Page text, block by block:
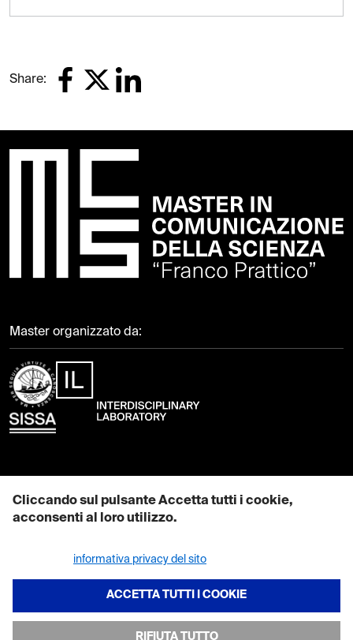
Share:
Master organizzato da:
Contattaci
CF: 80035060328
Cliccando sul pulsante Accetta tutti i cookie,
acconsenti al loro utilizzo.
informativa privacy del sito
RIFIUTA TUTTO
ACCETTA TUTTI I COOKIE
REVOCA CONSENSO